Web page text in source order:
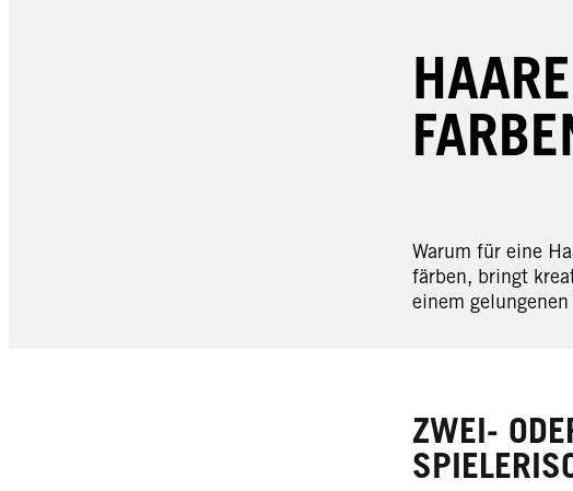
Warum für eine
färben, bringt
einem
ZWEI-